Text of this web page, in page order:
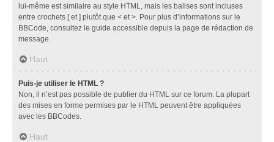
lui-même est similaire au style HTML, mais les balises sont incluses
entre crochets [ et ] plutôt que < et >. Pour plus d’informations sur le
BBCode, consultez le guide accessible depuis la page de rédaction de
message.
Haut
Puis-je utiliser le HTML ?
Non, il n’est pas possible de publier du HTML sur ce forum. La plupart
des mises en forme permises par le HTML peuvent être appliquées
avec les BBCodes.
Haut